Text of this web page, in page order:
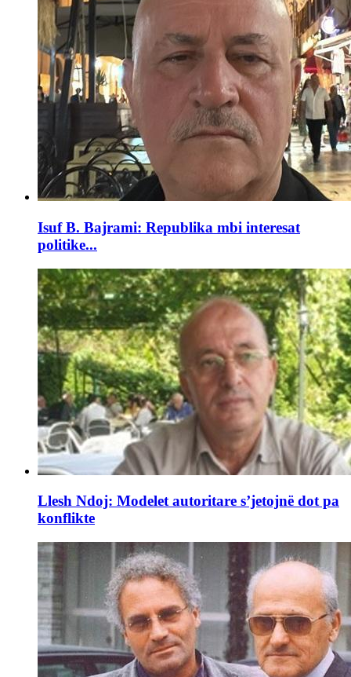
Isuf B. Bajrami: Republika mbi interesat
politike...
Llesh Ndoj: Modelet autoritare s’jetojnë dot pa
konflikte